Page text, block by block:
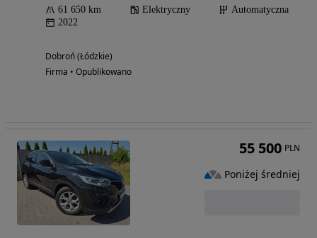
61 650 km Elektryczny
Automatyczna
2022
Dobroń (Łódzkie)
Firma • Opublikowano
55 500 PLN
Poniżej średniej